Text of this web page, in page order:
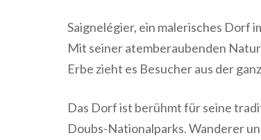
Saignelégier, ein malerisches Dorf
Mit seiner atemberaubenden
Erbe zieht es Besucher aus der
Das Dorf ist berühmt für seine
Doubs-Nationalparks. Wanderer